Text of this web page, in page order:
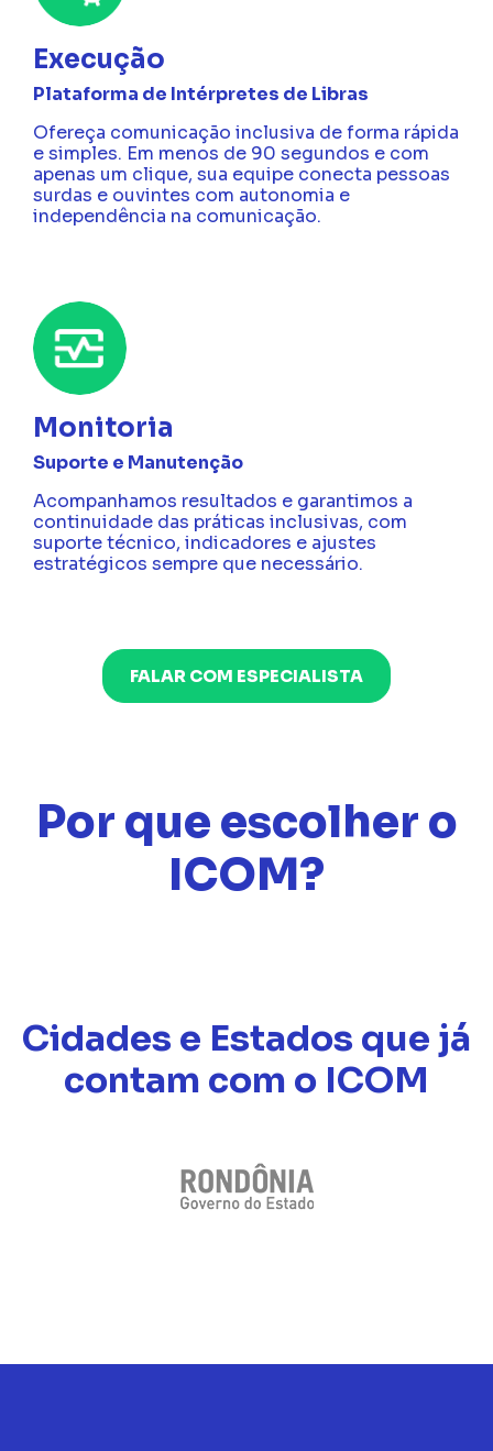
Execução
Plataforma de Intérpretes de Libras
Ofereça comunicação inclusiva de forma rápida
e simples. Em menos de 90 segundos e com
apenas um clique, sua equipe conecta pessoas
surdas e ouvintes com autonomia e
independência na comunicação.
Monitoria
Suporte e Manutenção
Acompanhamos resultados e garantimos a
continuidade das práticas inclusivas, com
suporte técnico, indicadores e ajustes
estratégicos sempre que necessário.
FALAR COM ESPECIALISTA
Por que escolher o
ICOM?
Cidades e Estados que já
contam com o ICOM